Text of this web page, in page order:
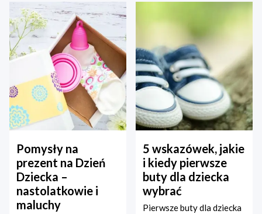
Pomysły na
prezent na Dzień
Dziecka –
nastolatkowie i
maluchy
5 wskazówek, jakie
i kiedy pierwsze
buty dla dziecka
wybrać
Pierwsze buty dla dziecka